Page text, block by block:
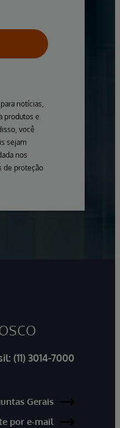
notícias,
produtos e
você
sejam
nos
de proteção
(11) 3014-7000
Gerais
por e-mail